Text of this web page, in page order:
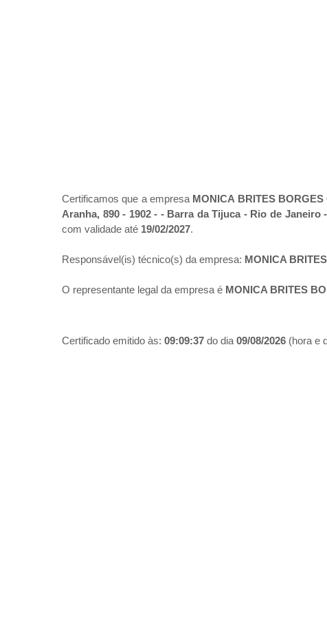
Certificamos que a empresa MONICA BRITES
Aranha, 890 - 1902 - - Barra da Tijuca - Rio de Janeiro
com validade até 19/02/2027.
Responsável(is) técnico(s) da empresa: MONICA
O representante legal da empresa é MONICA BRITES
Certificado emitido às: 09:09:37 do dia 09/08/2026 (hora e